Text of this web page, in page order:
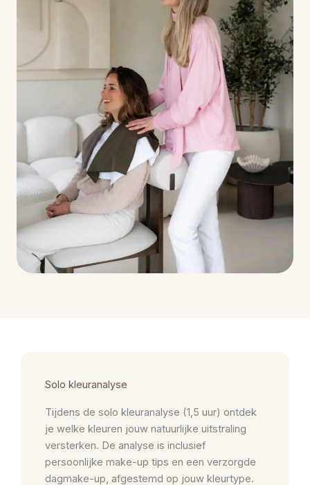
Solo kleuranalyse
Tijdens de solo kleuranalyse (1,5 uur) ontdek
je welke kleuren jouw natuurlijke uitstraling
versterken. De analyse is inclusief
persoonlijke make-up tips en een verzorgde
dagmake-up, afgestemd op jouw kleurtype.